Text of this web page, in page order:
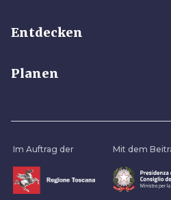
Entdecken
Planen
Im Auftrag der Mit dem